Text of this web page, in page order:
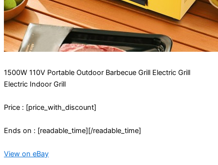
1500W 110V Portable Outdoor Barbecue Grill Electric Grill
Electric Indoor Grill
Price : [price_with_discount]
Ends on : [readable_time][/readable_time]
View on eBay